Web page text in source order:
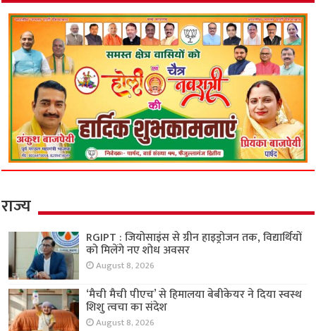
राज्य
RGIPT : जियोसाइंस से ग्रीन हाइड्रोजन तक, विद्यार्थियों
को मिलेंगे नए शोध अवसर
August 8, 2026
‘मैची मैची पीएच’ से हिमालया बेबीकेयर ने दिया स्वस्थ
शिशु त्वचा का संदेश
August 8, 2026